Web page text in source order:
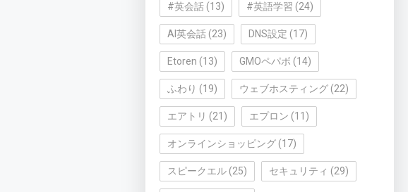
#英会話(13) #英語学習 (24)
AI英会話(23) DNS設定 (17)
Etoren (13) GMOペパボ (14)
ふわり (19) ウェブホスティング(22)
エアトリ (21) エプロン (11)
オンラインショッピング(17)
スピークエル(25) セキュリティ (29)